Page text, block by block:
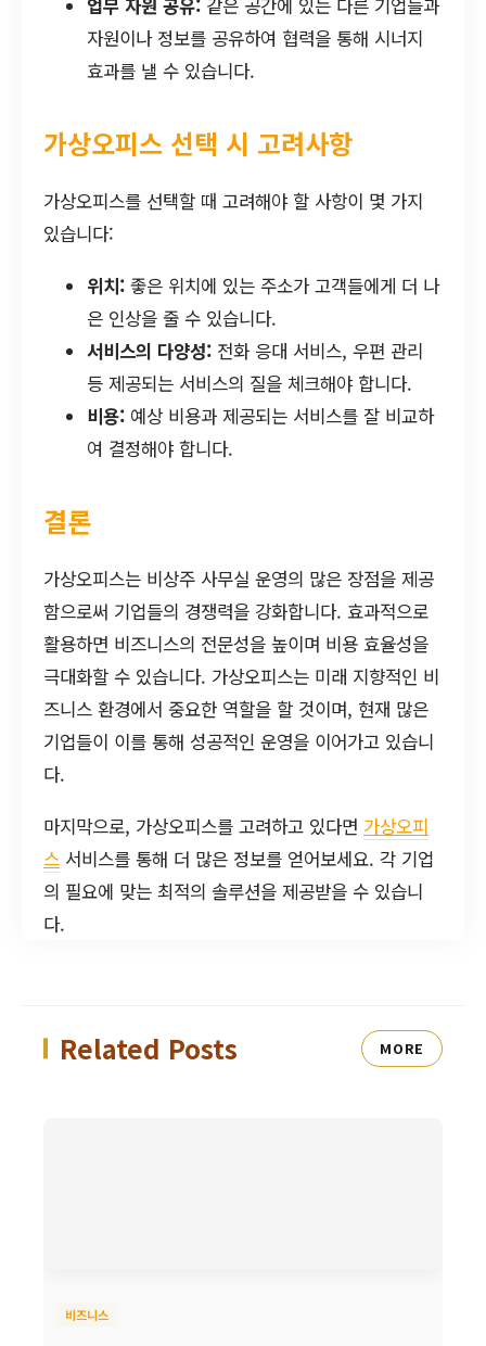
업무 자원 공유: 같은 공간에 있는 다른 기업들과
자원이나 정보를 공유하여 협력을 통해 시너지
효과를 낼 수 있습니다.
가상오피스 선택 시 고려사항
가상오피스를 선택할 때 고려해야 할 사항이 몇 가지
있습니다:
위치: 좋은 위치에 있는 주소가 고객들에게 더 나
은 인상을 줄 수 있습니다.
서비스의 다양성: 전화 응대 서비스, 우편 관리
등 제공되는 서비스의 질을 체크해야 합니다.
비용: 예상 비용과 제공되는 서비스를 잘 비교하
여 결정해야 합니다.
결론
가상오피스는 비상주 사무실 운영의 많은 장점을 제공
함으로써 기업들의 경쟁력을 강화합니다. 효과적으로
활용하면 비즈니스의 전문성을 높이며 비용 효율성을
극대화할 수 있습니다. 가상오피스는 미래 지향적인 비
즈니스 환경에서 중요한 역할을 할 것이며, 현재 많은
기업들이 이를 통해 성공적인 운영을 이어가고 있습니
다.
마지막으로, 가상오피스를 고려하고 있다면 가상오피
스 서비스를 통해 더 많은 정보를 얻어보세요. 각 기업
의 필요에 맞는 최적의 솔루션을 제공받을 수 있습니
다.
Related Posts MORE
비즈니스